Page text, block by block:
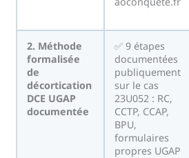
2. Méthode
formalisée
de
décortication
DCE UGAP
documentée
✅ 9 étapes
documentées
publiquement
sur le cas
23U052 : RC,
CCTP, CCAP,
BPU,
formulaires
propres UGAP